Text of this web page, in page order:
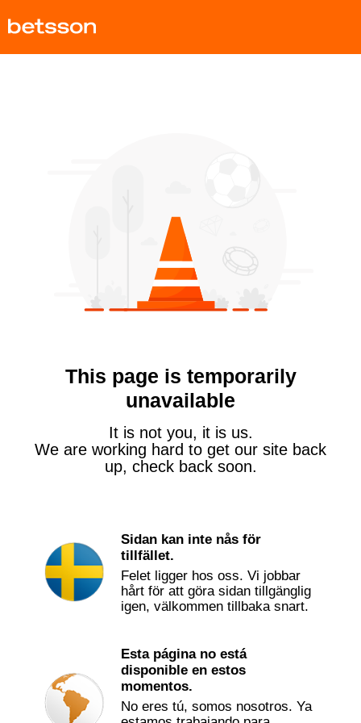
This page is temporarily
unavailable
It is not you, it is us.
We are working hard to get our site back
up, check back soon.
Sidan kan inte nås för
tillfället.
Felet ligger hos oss. Vi jobbar
hårt för att göra sidan tillgänglig
igen, välkommen tillbaka snart.
Esta página no está
disponible en estos
momentos.
No eres tú, somos nosotros. Ya